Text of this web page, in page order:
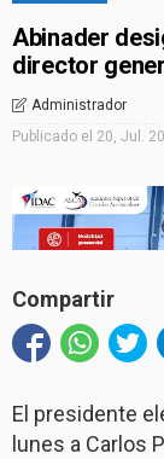
Abinader
director
Administrador
Publicado el 20, Jul.
Compartir
El presidente
lunes a Carlos